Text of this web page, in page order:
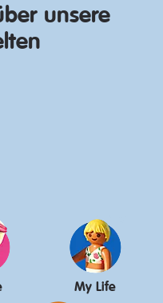
unsere
My Life